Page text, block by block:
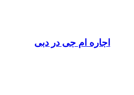
اجاره ام جی در دبی